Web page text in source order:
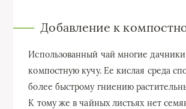
Добавление к
Использованный чай многие
компостную кучу. Ее кислая среда
более быстрому гниению
К тому же в чайных листьях нет